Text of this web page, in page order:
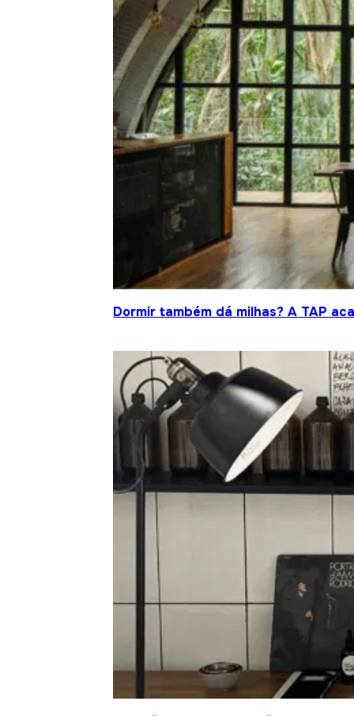
Dormir também dá milhas? A TAP